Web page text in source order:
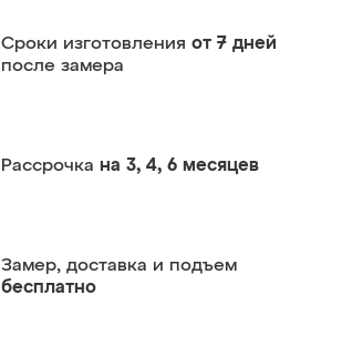
Сроки изготовления от 7 дней
после замера
Рассрочка на 3, 4, 6 месяцев
Замер, доставка и подъем
бесплатно